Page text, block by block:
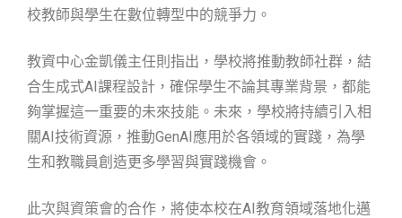
校教師與學生在數位轉型中的競爭力。
教資中心金凱儀主任則指出，學校將推動教師社群，結
合生成式AI課程設計，確保學生不論其專業背景，都能
夠掌握這一重要的未來技能。未來，學校將持續引入相
關AI技術資源，推動GenAI應用於各領域的實踐，為學
生和教職員創造更多學習與實踐機會。
此次與資策會的合作，將使本校在AI教育領域落地化邁